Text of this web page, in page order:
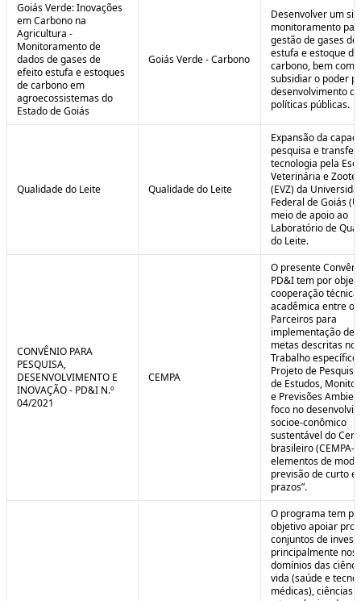
Goiás Verde: Inovações
em Carbono na
Agricultura -
Monitoramento de
dados de gases de
efeito estufa e estoques
de carbono em
agroecossistemas do
Estado de Goiás
Goiás Verde - Carbono
Desenvolver um
monitoramento
gestão de gases
estufa e estoque de
carbono, bem como
subsidiar o poder
desenvolvimento de
políticas públicas.
Qualidade do Leite Qualidade do Leite
Expansão da
pesquisa e
tecnologia pela
Veterinária e
(EVZ) da
Federal de Goiás
meio de apoio ao
Laboratório de
do Leite.
CONVÊNIO PARA
PESQUISA,
DESENVOLVIMENTO E
INOVAÇÃO - PD&I N.º
04/2021
CEMPA
O presente
PD&I tem por
cooperação técnica
acadêmica entre os
Parceiros para
implementação de
metas descritas no
Trabalho específico
Projeto de
de Estudos,
e Previsões
foco no
socioe-conômico
sustentável do
brasileiro (CEMPA-
elementos de
previsão de curto e
prazos”.
O programa tem
objetivo apoiar
conjuntos de
principalmente nos
domínios das
vida (saúde e
médicas), ciências